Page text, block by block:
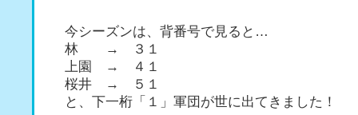
今シーズンは、背番号で見ると…
林 → ３１
上園 → ４１
桜井 → ５１
と、下一桁「１」軍団が世に出てきました！